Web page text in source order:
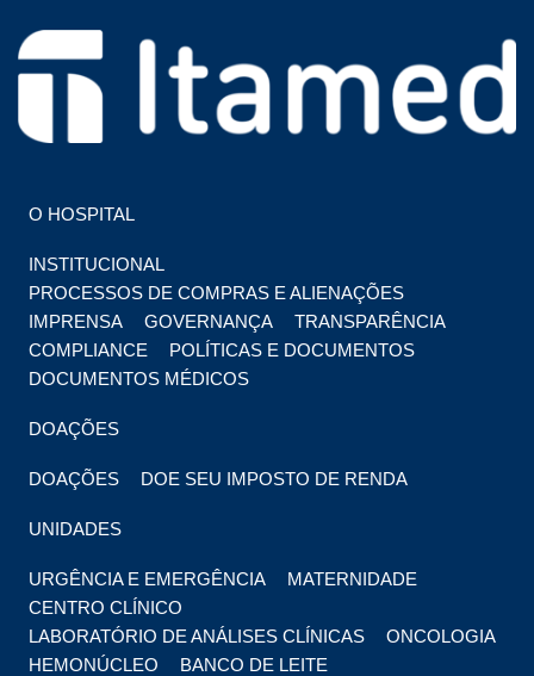
HOSPITAL EM FOZ DO IGUAÇU
O HOSPITAL
INSTITUCIONAL
PROCESSOS DE COMPRAS E ALIENAÇÕES
IMPRENSA
GOVERNANÇA
TRANSPARÊNCIA
COMPLIANCE
POLÍTICAS E DOCUMENTOS
DOCUMENTOS MÉDICOS
DOAÇÕES
DOAÇÕES DOE SEU IMPOSTO DE RENDA
UNIDADES
URGÊNCIA E EMERGÊNCIA
MATERNIDADE
CENTRO CLÍNICO
LABORATÓRIO DE ANÁLISES CLÍNICAS
ONCOLOGIA
HEMONÚCLEO
BANCO DE LEITE